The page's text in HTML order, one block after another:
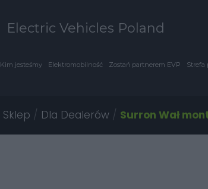
Electric Vehicles Poland
Kim jesteśmy Elektromobilność Zostań partnerem EVP Strefa
Sklep / Dla Dealerów / Surron Wał